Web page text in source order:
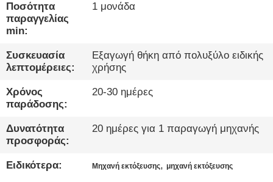
ΞΕΝΆΓΗΣΗ
ΕΡΓΟΣΤΆΣΙΟ
ΠΟΙΟΤΙΚΌΣ
ΈΛΕΓΧΟΣ
ΕΠΙΚΟΙΝΩΝΉΣΤΕ
Ποσότητα
παραγγελίας
min:
1 μονάδα
Συσκευασία
λεπτομέρειες:
Εξαγωγή θήκη από πολυξύλο ειδικής
χρήσης
Χρόνος
παράδοσης:
20-30 ημέρες
Δυνατότητα
προσφοράς:
20 ημέρες για 1 παραγωγή μηχανής
Ειδικότερα: Μηχανή εκτόξευσης,μηχανή εκτόξευσης